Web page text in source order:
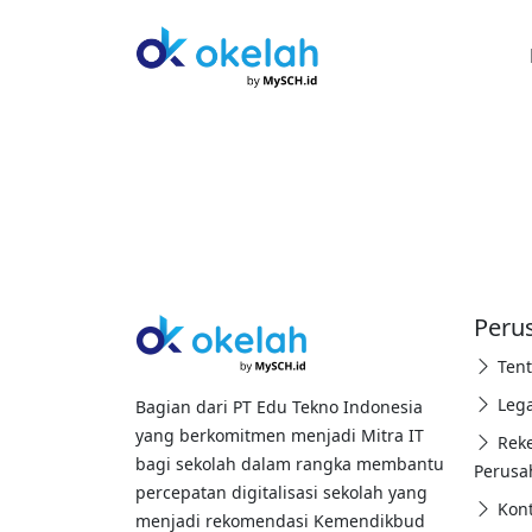
Bagian dari PT Edu Tekno Indonesia
yang berkomitmen menjadi Mitra IT
bagi sekolah dalam rangka membantu
percepatan digitalisasi sekolah yang
menjadi rekomendasi Kemendikbud